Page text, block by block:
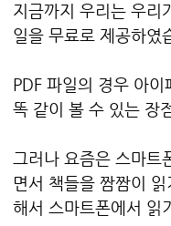
지금까지 우리는 우리
일을 무료로 제공하였
PDF 파일의 경우 아
똑 같이 볼 수 있는 장
그러나 요즘은 스마트
면서 책들을 짬짬이
해서 스마트폰에서 읽